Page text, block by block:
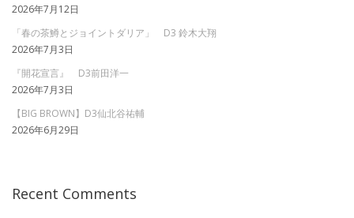
2026年7月12日
「春の茶鱒とジョイントダリア」 D3 鈴木大翔
2026年7月3日
『開花宣言』 D3前田洋一
2026年7月3日
【BIG BROWN】D3仙北谷祐輔
2026年6月29日
Recent Comments